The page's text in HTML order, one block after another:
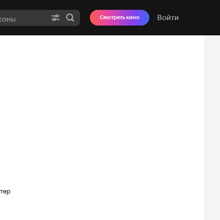
Смотреть кино Войти